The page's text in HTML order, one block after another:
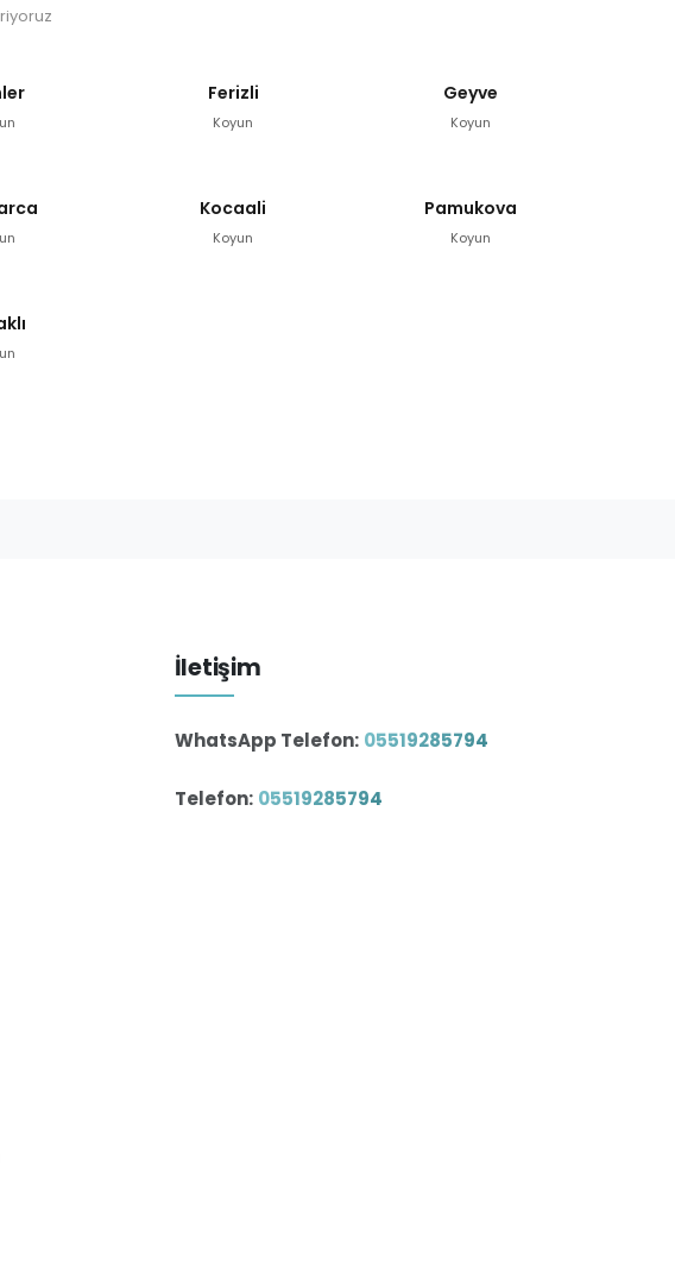
Ferizli
Koyun
Geyve
Koyun
Kocaali
Koyun
Pamukova
Koyun
İletişim
WhatsApp Telefon: 05519285794
Telefon: 05519285794